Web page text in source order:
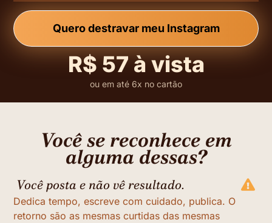
Quero destravar meu Instagram
R$ 57 à vista
ou em até 6x no cartão
Você se reconhece em
alguma dessas?
Você posta e não vê resultado.
Dedica tempo, escreve com cuidado, publica. O
retorno são as mesmas curtidas das mesmas